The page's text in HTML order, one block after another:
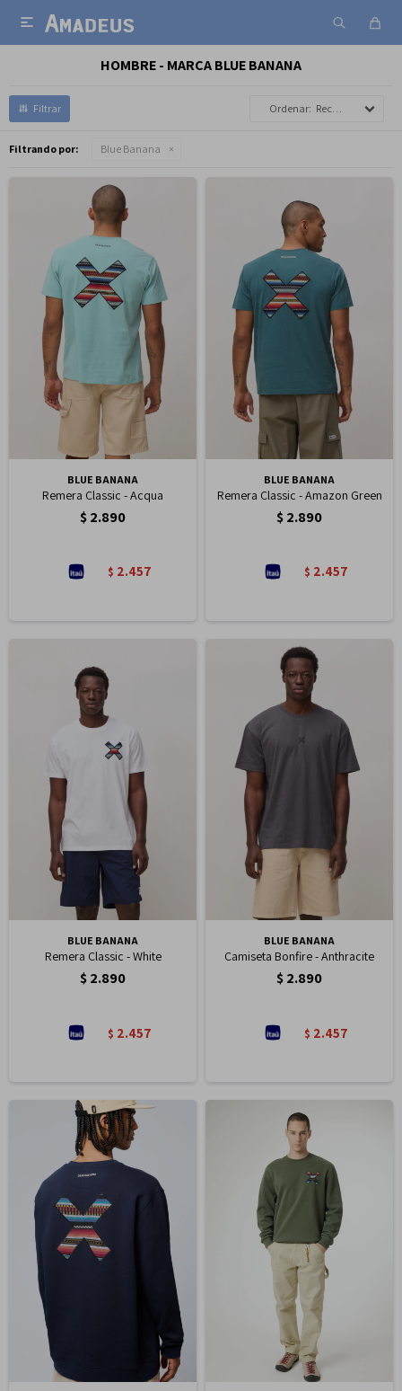

HOMBRE - MARCA BLUE BANANA
Recomendados
Filtrando por: Blue Banana
BLUE BANANA
Remera Classic - Acqua
$2.890
$ 2.457
BLUE BANANA
Remera Classic - Amazon Green
$2.890
$ 2.457
BLUE BANANA
Remera Classic - White
$2.890
$ 2.457
BLUE BANANA
Camiseta Bonfire - Anthracite
$2.890
$ 2.457